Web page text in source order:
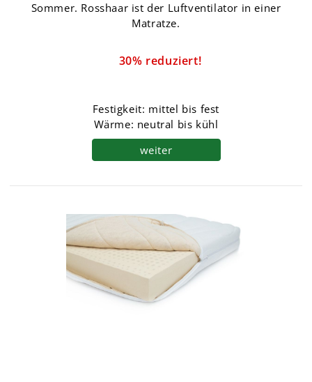
Sommer. Rosshaar ist der Luftventilator in einer
Matratze.
30% reduziert!
Festigkeit: mittel bis fest
Wärme: neutral bis kühl
weiter